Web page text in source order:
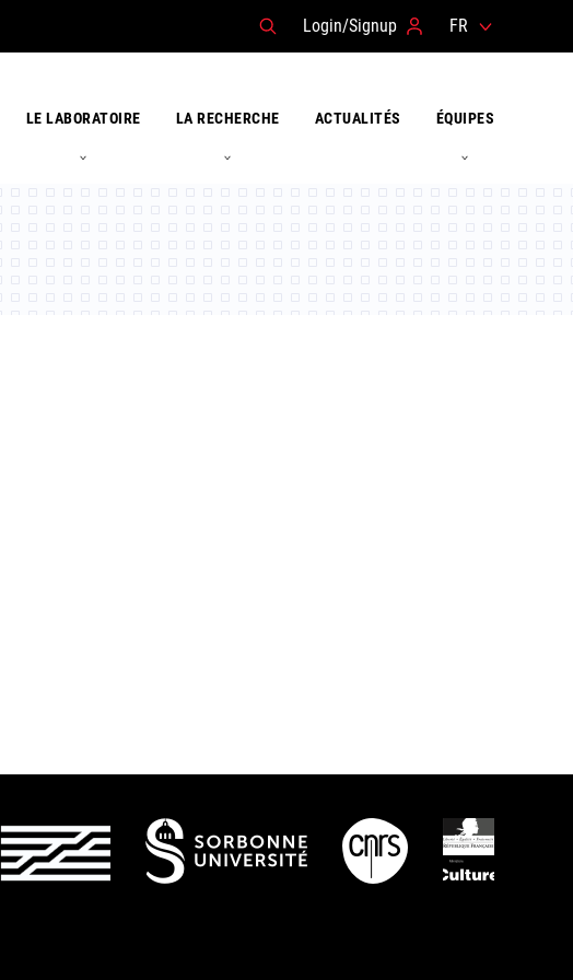
Login/Signup FR
LE LABORATOIRE LA RECHERCHE ACTUALITÉS ÉQUIPES